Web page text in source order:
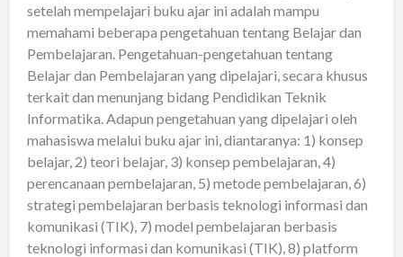
setelah mempelajari buku ajar ini adalah mampu
memahami beberapa pengetahuan tentang Belajar dan
Pembelajaran. Pengetahuan-pengetahuan tentang
Belajar dan Pembelajaran yang dipelajari, secara khusus
terkait dan menunjang bidang Pendidikan Teknik
Informatika. Adapun pengetahuan yang dipelajari oleh
mahasiswa melalui buku ajar ini, diantaranya: 1) konsep
belajar, 2) teori belajar, 3) konsep pembelajaran, 4)
perencanaan pembelajaran, 5) metode pembelajaran, 6)
strategi pembelajaran berbasis teknologi informasi dan
komunikasi (TIK), 7) model pembelajaran berbasis
teknologi informasi dan komunikasi (TIK), 8) platform